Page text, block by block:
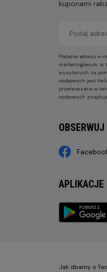
kuponami
Podanie adresu e-
marketingowym, w
wysyłanych za
osobowych jest
przetwarzane w
osobowych
APLIKACJE
Jak dbamy o